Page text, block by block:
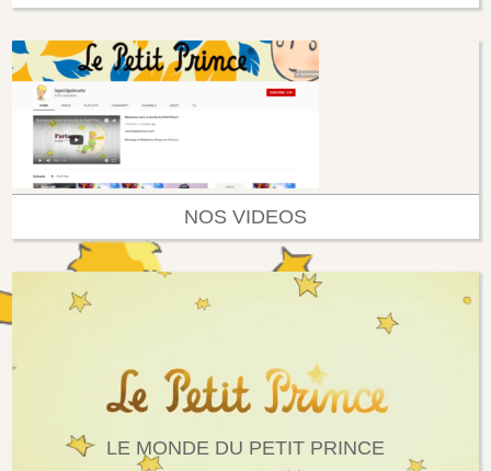
NOS VIDEOS
LE MONDE DU PETIT PRINCE